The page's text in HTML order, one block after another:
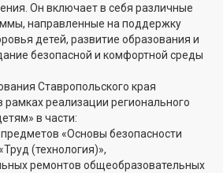
Он включает в себя различные
направленные на поддержку
детей, развитие образования и
безопасной и комфортной среды
Ставропольского края
рамках реализации регионального
в части:
«Основы безопасности
(технология)»,
ремонтов общеобразовательных